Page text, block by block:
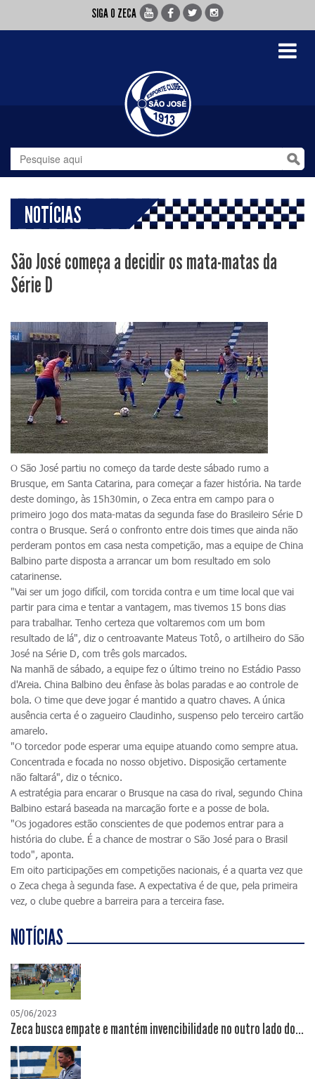
SIGA O ZECA
Toggle
NOTÍCIAS
São José começa a decidir os mata-matas da
Série D
O São José partiu no começo da tarde deste sábado rumo a
Brusque, em Santa Catarina, para começar a fazer história. Na tarde
deste domingo, às 15h30min, o Zeca entra em campo para o
primeiro jogo dos mata-matas da segunda fase do Brasileiro Série D
contra o Brusque. Será o confronto entre dois times que ainda não
perderam pontos em casa nesta competição, mas a equipe de China
Balbino parte disposta a arrancar um bom resultado em solo
catarinense.
"Vai ser um jogo difícil, com torcida contra e um time local que vai
partir para cima e tentar a vantagem, mas tivemos 15 bons dias
para trabalhar. Tenho certeza que voltaremos com um bom
resultado de lá", diz o centroavante Mateus Totô, o artilheiro do São
José na Série D, com três gols marcados.
Na manhã de sábado, a equipe fez o último treino no Estádio Passo
d'Areia. China Balbino deu ênfase às bolas paradas e ao controle de
bola. O time que deve jogar é mantido a quatro chaves. A única
ausência certa é o zagueiro Claudinho, suspenso pelo terceiro cartão
amarelo.
"O torcedor pode esperar uma equipe atuando como sempre atua.
Concentrada e focada no nosso objetivo. Disposição certamente
não faltará", diz o técnico.
A estratégia para encarar o Brusque na casa do rival, segundo China
Balbino estará baseada na marcação forte e a posse de bola.
"Os jogadores estão conscientes de que podemos entrar para a
história do clube. É a chance de mostrar o São José para o Brasil
todo", aponta.
Em oito participações em competições nacionais, é a quarta vez que
o Zeca chega à segunda fase. A expectativa é de que, pela primeira
vez, o clube quebre a barreira para a terceira fase.
NOTÍCIAS
05/06/2023
Zeca busca empate e mantém invencibilidade no outro lado do...